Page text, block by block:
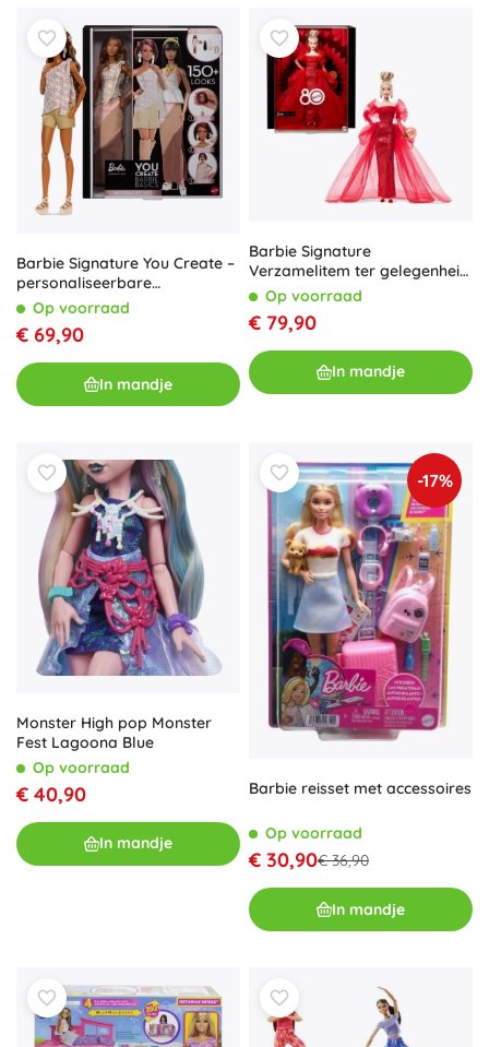
Barbie Signature You Create –
personaliseerbare
verzamelpop met accessoires,
neutrale stijl
Op voorraad
€ 69,90
In mandje
Barbie Signature
Verzamelitem ter gelegenheid
van het 80-jarig jubileum van
Mattel
Op voorraad
€ 79,90
In mandje
Monster High pop Monster
Fest Lagoona Blue
Op voorraad
€ 40,90
In mandje
-17%
Barbie reisset met accessoires
Op voorraad
€ 30,90€ 36,90
In mandje